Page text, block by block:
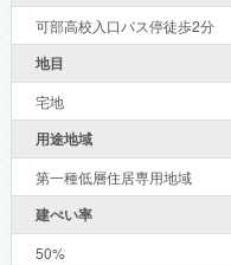
可部高校入口バス停徒歩2分
地目
宅地
用途地域
第一種低層住居専用地域
建ぺい率
50%